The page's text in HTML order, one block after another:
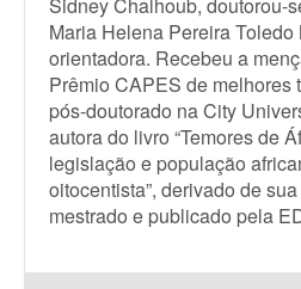
Maria Helena Pereira Toledo
orientadora. Recebeu a
Prêmio CAPES de melhores
pós-doutorado na City
autora do livro “Temores de
legislação e população
oitocentista”, derivado de
mestrado e publicado pela